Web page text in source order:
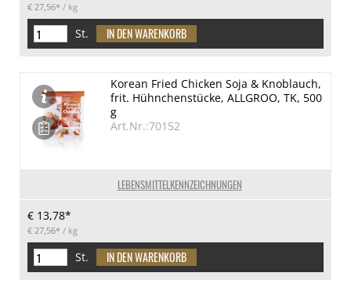
€ 27,56* / kg
St.
LEBENSMITTELKENNZEICHNUNGEN
Korean Fried Chicken Soja & Knoblauch,
frit. Hühnchenstücke, ALLGROO, TK, 500
g
Art.Nr.:70152
€ 13,78*
€ 27,56* / kg
St.